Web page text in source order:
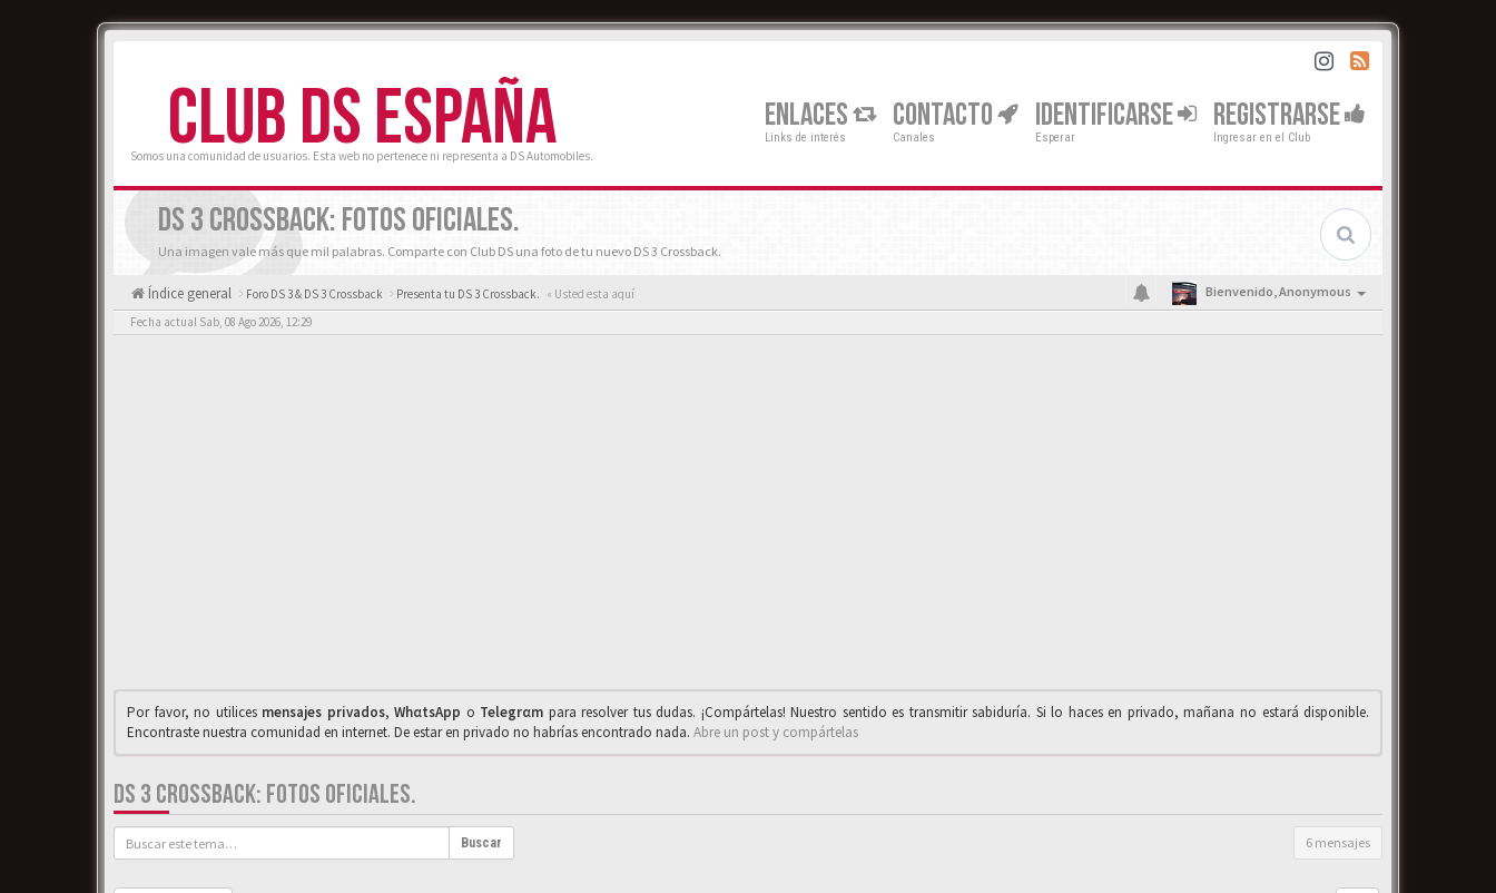
CLUB DS ESPAÑA
Somos una comunidad de usuarios. Esta web no pertenece ni representa a DS Automobiles.
ENLACES
Links de interés
CONTACTO
Canales
IDENTIFICARSE
Esperar
REGISTRARSE
Ingresar en el Club
DS 3 CROSSBACK: FOTOS OFICIALES.
Una imagen vale más que mil palabras. Comparte con Club DS una foto de tu nuevo DS 3 Crossback.
Índice general Foro DS 3 & DS 3 Crossback Presenta tu DS 3 Crossback. « Usted esta aquí Bienvenido,Anonymous
Fecha actual Sab, 08 Ago 2026, 12:29
Por favor, no utilices mensajes privados,WhαtsApp o Telegrαm para resolver tus dudas. ¡Compártelas! Nuestro sentido es transmitir sabiduría. Si lo haces en privado, mañana no estará disponible.
Encontraste nuestra comunidad en internet. De estar en privado no habrías encontrado nada. Abre un post y compártelas
DS 3 CROSSBACK: FOTOS OFICIALES.
Buscar 6 mensajes